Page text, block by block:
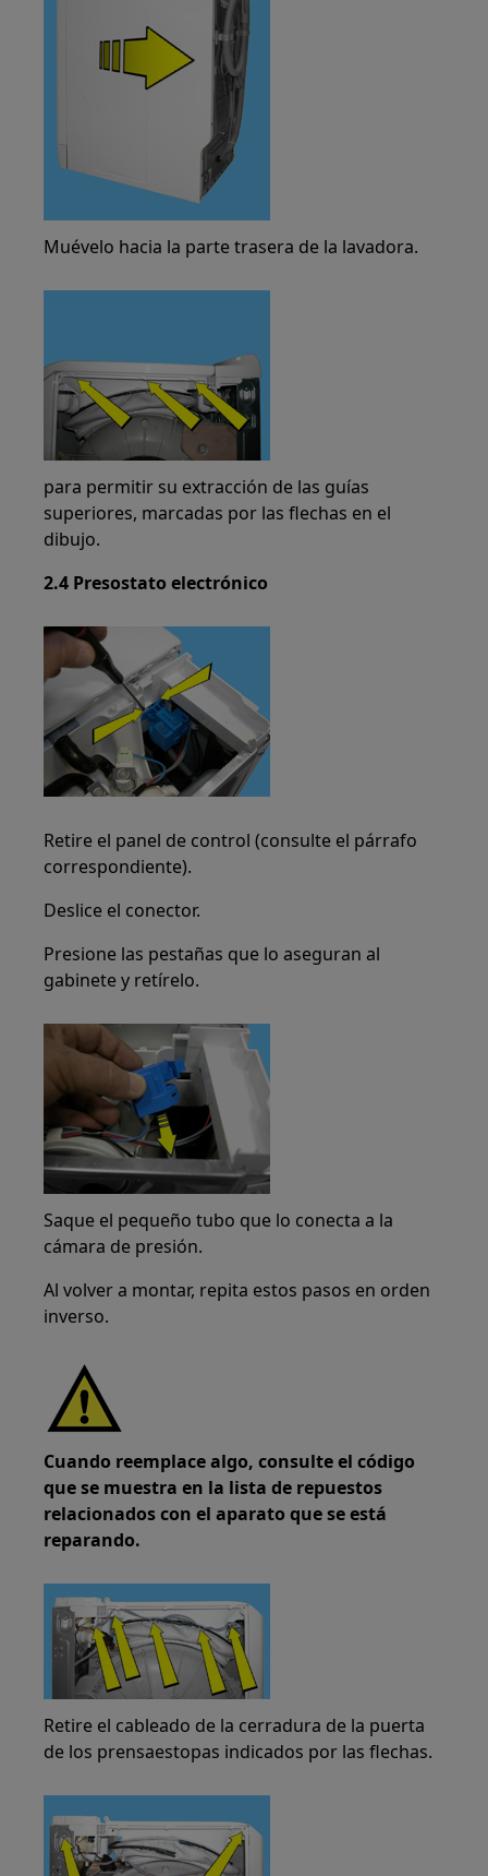
Muévelo hacia la parte trasera de la lavadora.
para permitir su extracción de las guías
superiores, marcadas por las flechas en el
dibujo.
2.4 Presostato electrónico
Retire el panel de control (consulte el párrafo
correspondiente).
Deslice el conector.
Presione las pestañas que lo aseguran al
gabinete y retírelo.
Saque el pequeño tubo que lo conecta a la
cámara de presión.
Al volver a montar, repita estos pasos en orden
inverso.
Cuando reemplace algo, consulte el código
que se muestra en la lista de repuestos
relacionados con el aparato que se está
reparando.
Retire el cableado de la cerradura de la puerta
de los prensaestopas indicados por las flechas.